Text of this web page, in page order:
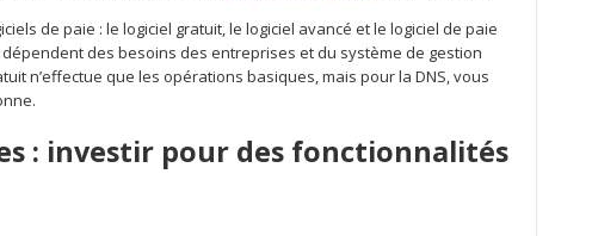
de paie : le logiciel gratuit, le logiciel avancé et le logiciel de paie
des besoins des entreprises et du système de gestion
n’effectue que les opérations basiques, mais pour la DNS, vous
: investir pour des fonctionnalités